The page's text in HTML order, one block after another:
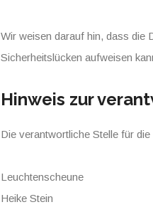
Wir weisen darauf hin, dass die
Sicherheitslücken aufweisen
Hinweis zur
Die verantwortliche Stelle für
Leuchtenscheune
Heike Stein